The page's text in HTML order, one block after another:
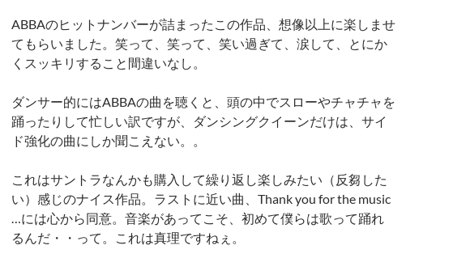
ABBAのヒットナンバーが詰まったこの作品、想像以上に楽しませ
てもらいました。笑って、笑って、笑い過ぎて、涙して、とにか
くスッキリすること間違いなし。
ダンサー的にはABBAの曲を聴くと、頭の中でスローやチャチャを
踊ったりして忙しい訳ですが、ダンシングクイーンだけは、サイ
ド強化の曲にしか聞こえない。。
これはサントラなんかも購入して繰り返し楽しみたい（反芻した
い）感じのナイス作品。ラストに近い曲、Thank you for the music
…には心から同意。音楽があってこそ、初めて僕らは歌って踊れ
るんだ・・って。これは真理ですねぇ。